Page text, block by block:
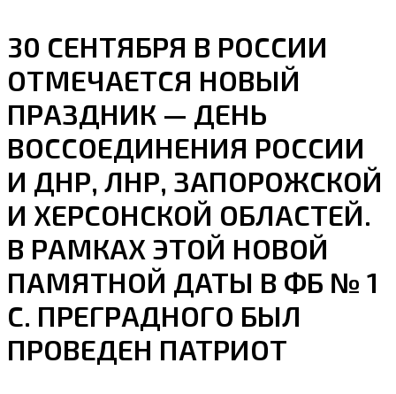
30 СЕНТЯБРЯ В РОССИИ
ОТМЕЧАЕТСЯ НОВЫЙ
ПРАЗДНИК — ДЕНЬ
ВОССОЕДИНЕНИЯ РОССИИ
И ДНР, ЛНР, ЗАПОРОЖСКОЙ
И ХЕРСОНСКОЙ ОБЛАСТЕЙ.
В РАМКАХ ЭТОЙ НОВОЙ
ПАМЯТНОЙ ДАТЫ В ФБ № 1
С. ПРЕГРАДНОГО БЫЛ
ПРОВЕДЕН ПАТРИОТ